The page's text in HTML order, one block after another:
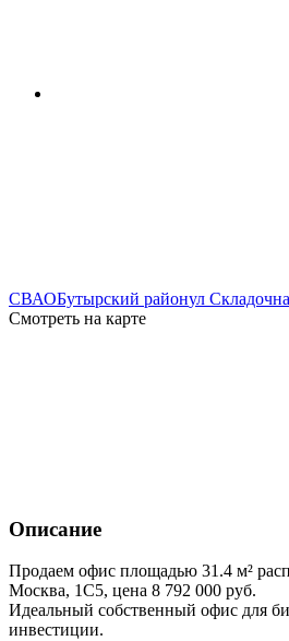
СВАОБутырский районул
Смотреть на карте
Описание
Продаем офис площадью 31.4 м²
Москва, 1С5, цена 8 792 000 руб.
Идеальный собственный офис для
инвестиции.